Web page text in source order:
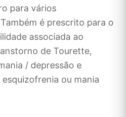
para vários
é prescrito para o
associada ao
de Tourette,
/ depressão e
ou mania